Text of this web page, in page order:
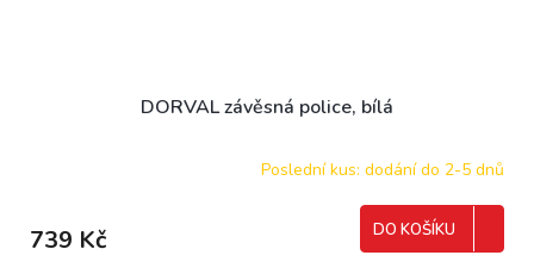
DORVAL závěsná police, bílá
Poslední kus: dodání do 2-5 dnů
739 Kč DO KOŠÍKU